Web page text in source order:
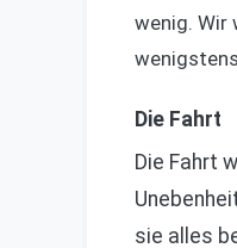
wenig. Wir
Die Fahrt
Die Fahrt
sie alles